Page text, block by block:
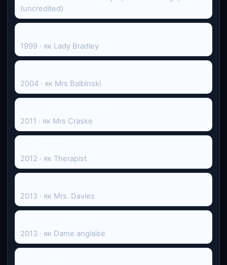
(uncredited)
1999 · як Lady Bradley
2004 · як Mrs Balbinski
2011 · як Mrs Craske
2012 · як Therapist
2013 · як Mrs. Davies
2013 · як Dame anglaise